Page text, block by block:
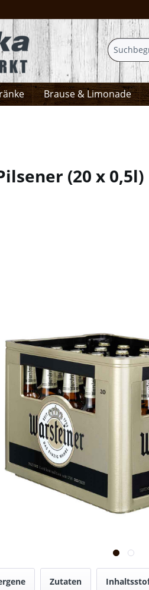
Brause & Limonade
(20 x 0,5l)
Zutaten